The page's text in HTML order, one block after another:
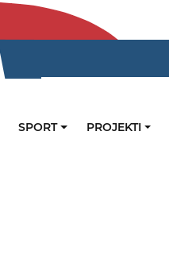
SPORT PROJEKTI